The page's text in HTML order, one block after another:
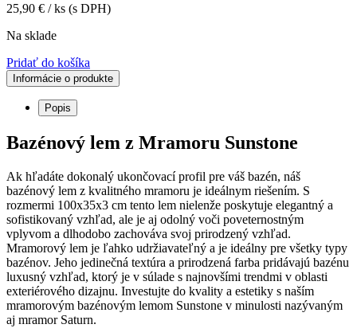
25,90 € / ks (s DPH)
Na sklade
Pridať do košíka
Informácie o produkte
Popis
Bazénový lem z Mramoru Sunstone
Ak hľadáte dokonalý ukončovací profil pre váš bazén, náš
bazénový lem z kvalitného mramoru je ideálnym riešením. S
rozmermi 100x35x3 cm tento lem nielenže poskytuje elegantný a
sofistikovaný vzhľad, ale je aj odolný voči poveternostným
vplyvom a dlhodobo zachováva svoj prirodzený vzhľad.
Mramorový lem je ľahko udržiavateľný a je ideálny pre všetky typy
bazénov. Jeho jedinečná textúra a prirodzená farba pridávajú bazénu
luxusný vzhľad, ktorý je v súlade s najnovšími trendmi v oblasti
exteriérového dizajnu. Investujte do kvality a estetiky s naším
mramorovým bazénovým lemom Sunstone v minulosti nazývaným
aj mramor Saturn.